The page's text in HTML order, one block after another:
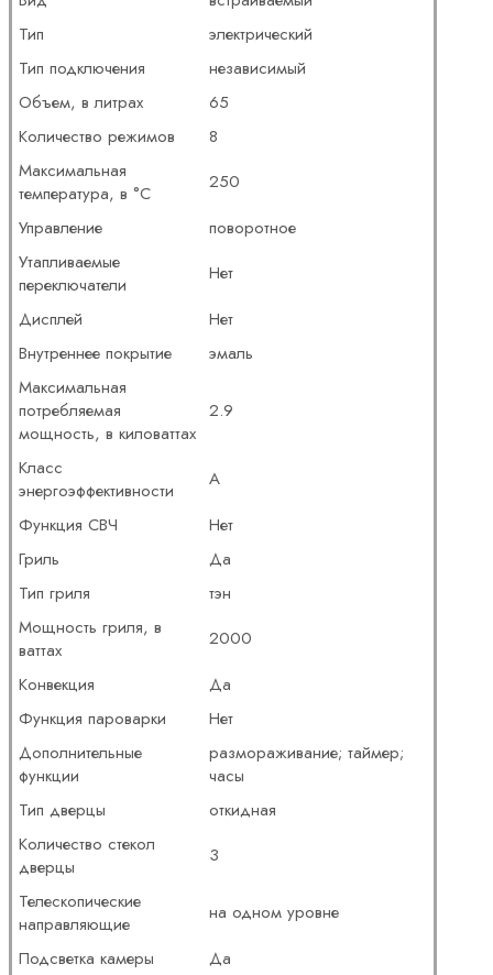
Тип
электрический
Тип подключения
независимый
Объем, в литрах
65
Количество режимов
8
Максимальная
температура, в °C
250
Управление
поворотное
Утапливаемые
переключатели
Нет
Дисплей
Нет
Внутреннее покрытие
эмаль
Максимальная
потребляемая
мощность, в киловаттах
2.9
Класс
энергоэффективности
A
Функция СВЧ
Нет
Гриль
Да
Тип гриля
тэн
Мощность гриля, в
ваттах
2000
Конвекция
Да
Функция пароварки
Нет
Дополнительные
функции
размораживание; таймер;
часы
Тип дверцы
откидная
Количество стекол
дверцы
3
Телескопические
направляющие
на одном уровне
Подсветка камеры
Да